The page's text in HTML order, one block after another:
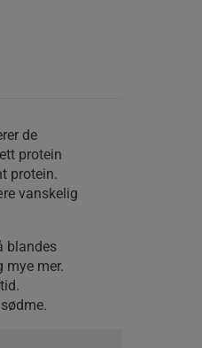
de
protein
protein.
vanskelig
blandes
mye mer.